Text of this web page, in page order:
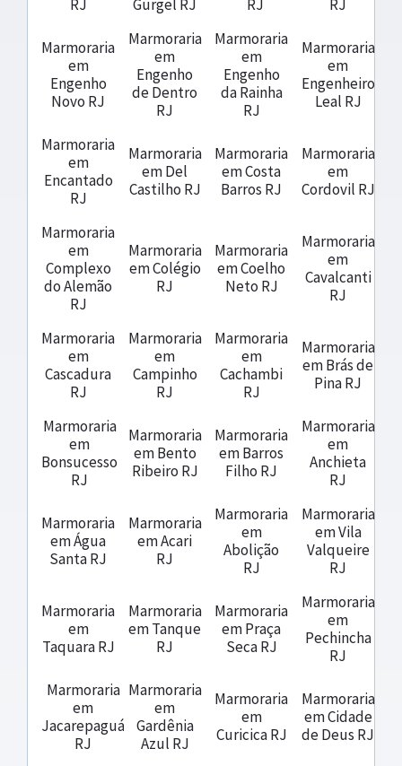
RJ Gurgel RJ RJ RJ
Marmoraria
em
Engenho
Novo RJ
Marmoraria
em
Engenho
de Dentro
RJ
Marmoraria
em
Engenho
da Rainha
RJ
Marmoraria
em
Engenheiro
Leal RJ
Marmoraria
em
Encantado
RJ
Marmoraria
em Del
Castilho RJ
Marmoraria
em Costa
Barros RJ
Marmoraria
em
Cordovil RJ
Marmoraria
em
Complexo
do Alemão
RJ
Marmoraria
em Colégio
RJ
Marmoraria
em Coelho
Neto RJ
Marmoraria
em
Cavalcanti
RJ
Marmoraria
em
Cascadura
RJ
Marmoraria
em
Campinho
RJ
Marmoraria
em
Cachambi
RJ
Marmoraria
em Brás de
Pina RJ
Marmoraria
em
Bonsucesso
RJ
Marmoraria
em Bento
Ribeiro RJ
Marmoraria
em Barros
Filho RJ
Marmoraria
em
Anchieta
RJ
Marmoraria
em Água
Santa RJ
Marmoraria
em Acari
RJ
Marmoraria
em
Abolição
RJ
Marmoraria
em Vila
Valqueire
RJ
Marmoraria
em
Taquara RJ
Marmoraria
em Tanque
RJ
Marmoraria
em Praça
Seca RJ
Marmoraria
em
Pechincha
RJ
Marmoraria
em
Jacarepaguá
RJ
Marmoraria
em
Gardênia
Azul RJ
Marmoraria
em
Curicica RJ
Marmoraria
em Cidade
de Deus RJ